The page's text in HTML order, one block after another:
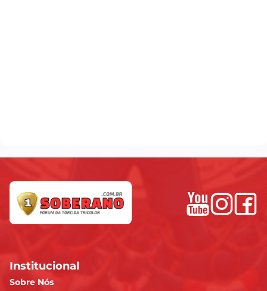
Institucional
Sobre Nós